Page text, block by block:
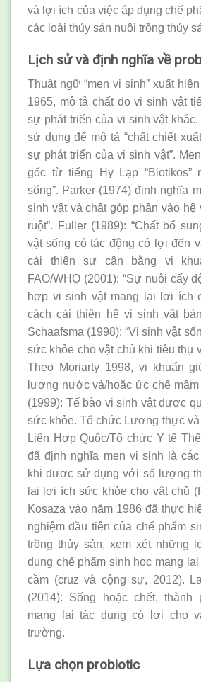
và lợi ích của việc áp dụng chế
các loài thủy sản nuôi trồng thủy
Lịch sử và định nghĩa về
Thuật ngữ “men vi sinh” xuất
1965, mô tả chất do vi sinh vật
sự phát triển của vi sinh vật
sử dụng để mô tả “chất chiết
sự phát triển của vi sinh vật”.
gốc từ tiếng Hy Lạp “Biotikos”
sống”. Parker (1974) định nghĩa
sinh vật và chất góp phần vào
ruột”. Fuller (1989): “Chất bổ
vật sống có tác động có lợi đến
cải thiện sự cân bằng vi
FAO/WHO (2001): “Sự nuôi cấy
hợp vi sinh vật mang lại lợi ích
cách cải thiện hệ vi sinh vật
Schaafsma (1998): “Vi sinh vật
sức khỏe cho vật chủ khi tiêu thụ
Theo Moriarty 1998, vi khuẩn
lượng nước và/hoặc ức chế mầm
(1999): Tế bào vi sinh vật được
sức khỏe. Tổ chức Lương thực
Liên Hợp Quốc/Tổ chức Y tế
đã định nghĩa men vi sinh là
khi được sử dụng với số lượng
lại lợi ích sức khỏe cho vật chủ
Kosaza vào năm 1986 đã thực
nghiệm đầu tiên của chế phẩm
trồng thủy sản, xem xét những
dụng chế phẩm sinh học mang
cầm (cruz và cộng sự, 2012).
(2014): Sống hoặc chết,
mang lại tác dụng có lợi cho
trường.
Lựa chọn probiotic